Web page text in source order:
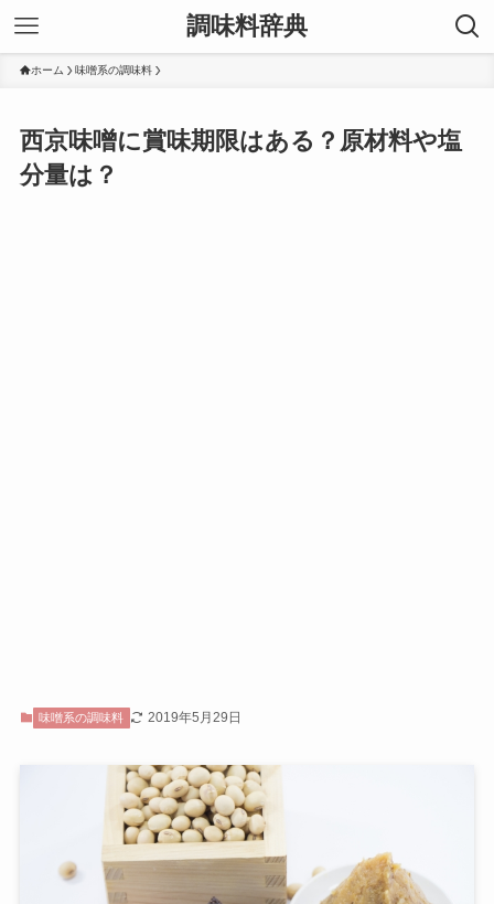
調味料辞典
ホーム 味噌系の調味料
西京味噌に賞味期限はある？原材料や塩
分量は？
味噌系の調味料 2019年5月29日